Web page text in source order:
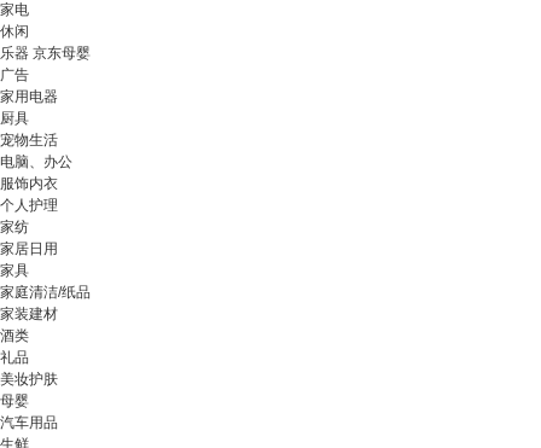
家电
休闲
乐器 京东母婴
广告
家用电器
厨具
宠物生活
电脑、办公
服饰内衣
个人护理
家纺
家居日用
家具
家庭清洁/纸品
家装建材
酒类
礼品
美妆护肤
母婴
汽车用品
生鲜